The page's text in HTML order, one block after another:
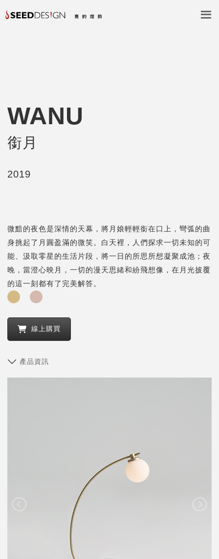
WANU
銜月
2019
微黯的夜色是深情的天幕，將月娘輕輕銜在口上，彎弧的曲
身挑起了月圓盈滿的微笑。白天裡，人們探求一切未知的可
能、汲取零星的生活片段，將一日的所思所想凝聚成池；夜
晚，當澄心映月，一切的漫天思緒和紛飛想像，在月光披覆
的這一刻都有了完美解答。
線上購買
產品資訊